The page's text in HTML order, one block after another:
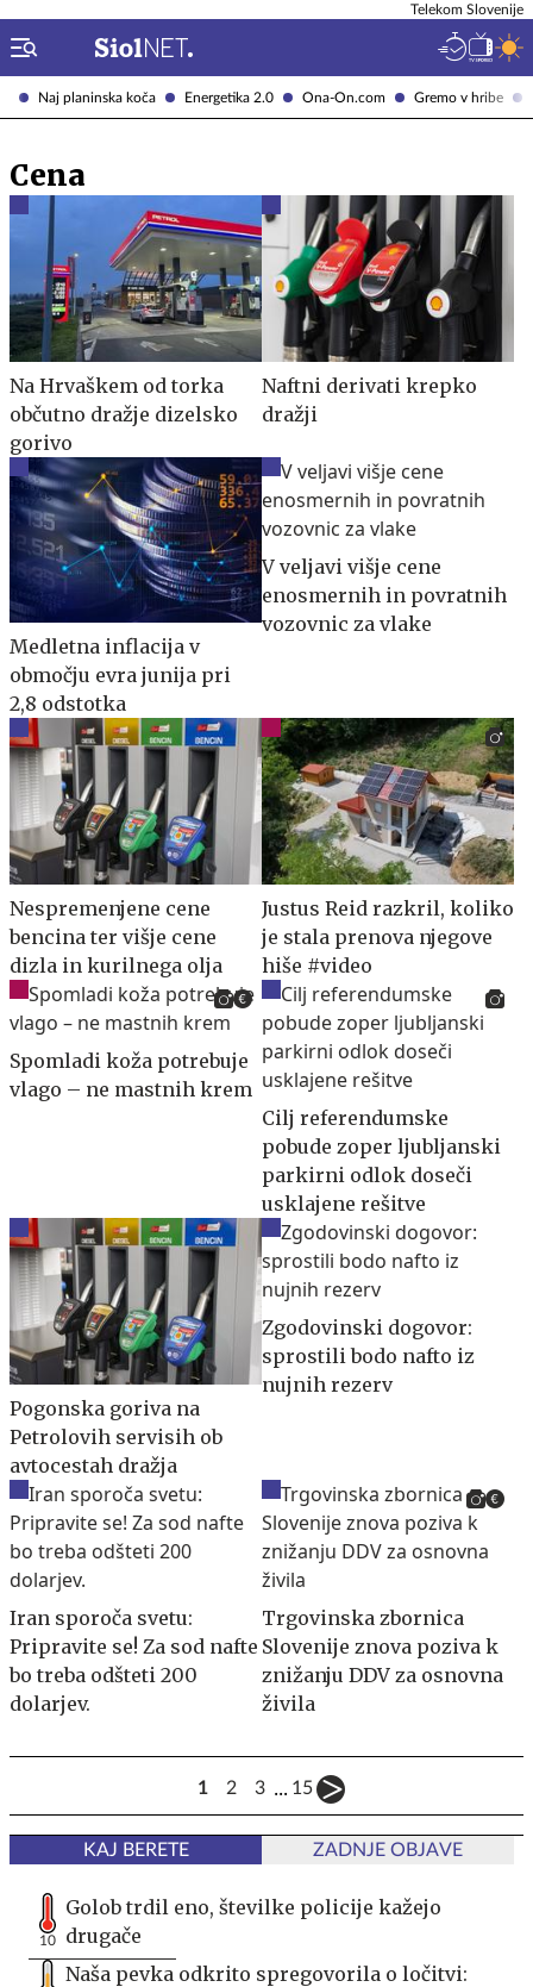
Naj planinska koča Energetika 2.0 Ona-On.com Gremo v hribe
Telekom Slovenije
Cena
Na Hrvaškem od torka
občutno dražje dizelsko
gorivo
Naftni derivati krepko
dražji
Medletna inflacija v
območju evra junija pri
2,8 odstotka
V veljavi višje cene
enosmernih in povratnih
vozovnic za vlake
Nespremenjene cene
bencina ter višje cene
dizla in kurilnega olja
Justus Reid razkril, koliko
je stala prenova njegove
hiše #video
Spomladi koža potrebuje
vlago – ne mastnih krem
Cilj referendumske
pobude zoper ljubljanski
parkirni odlok doseči
usklajene rešitve
Pogonska goriva na
Petrolovih servisih ob
avtocestah dražja
Zgodovinski dogovor:
sprostili bodo nafto iz
nujnih rezerv
Iran sporoča svetu:
Pripravite se! Za sod nafte
bo treba odšteti 200
dolarjev.
Trgovinska zbornica
Slovenije znova poziva k
znižanju DDV za osnovna
živila
1 2 3 ... 15
KAJ BERETE ZADNJE OBJAVE
10
Golob trdil eno, številke policije kažejo
drugače
Naša pevka odkrito spregovorila o ločitvi: